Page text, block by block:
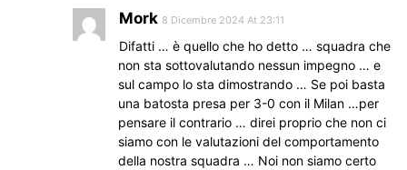
Mork 8 Dicembre 2024 At 23:11
Difatti … è quello che ho detto … squadra che
non sta sottovalutando nessun impegno … e
sul campo lo sta dimostrando … Se poi basta
una batosta presa per 3-0 con il Milan …per
pensare il contrario … direi proprio che non ci
siamo con le valutazioni del comportamento
della nostra squadra … Noi non siamo certo